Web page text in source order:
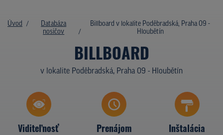
Dokončiť dopyt
DATABÁZA NOSIČOV
PLOCHY V AKCII
CENY
TYPY NOSIČOV
Úvod
Databáza
nosičov
Billboard v lokalite Poděbradská, Praha 09 -
Hloubětín
BILLBOARD
v lokalite Poděbradská, Praha 09 - Hloubětín
Viditeľnosť Prenájom Inštalácia